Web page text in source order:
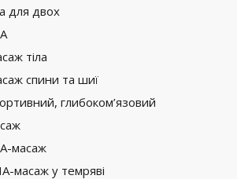
для двох
тіла
спини та шиї
глибоком’язовий
масаж
масаж у темряві